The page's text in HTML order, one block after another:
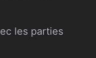
les parties